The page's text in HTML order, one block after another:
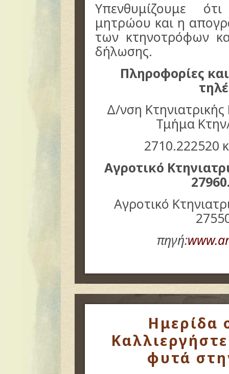
Υπενθυμίζουμε
μητρώου και η
των κτηνοτρόφων
δήλωσης.
Πληροφορίες
Δ/νση
Τμήμα
2710.222520
Αγροτικό
Αγροτικό
πηγή:
Ημερίδα
φυτά